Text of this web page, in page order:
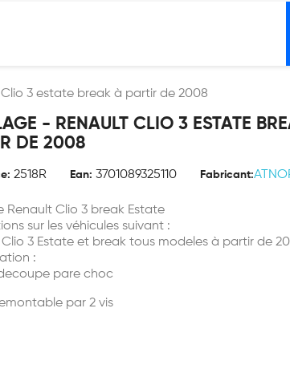
3 estate break à partir de 2008
- RENAULT CLIO 3 ESTATE
DE 2008
2518R Ean: 3701089325110 Fabricant:
Renault Clio 3 break Estate
sur les véhicules suivant :
Clio 3 Estate et break tous modeles à partir de
:
pare choc
par 2 vis